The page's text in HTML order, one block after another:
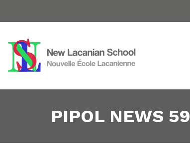
PIPOL NEWS 59